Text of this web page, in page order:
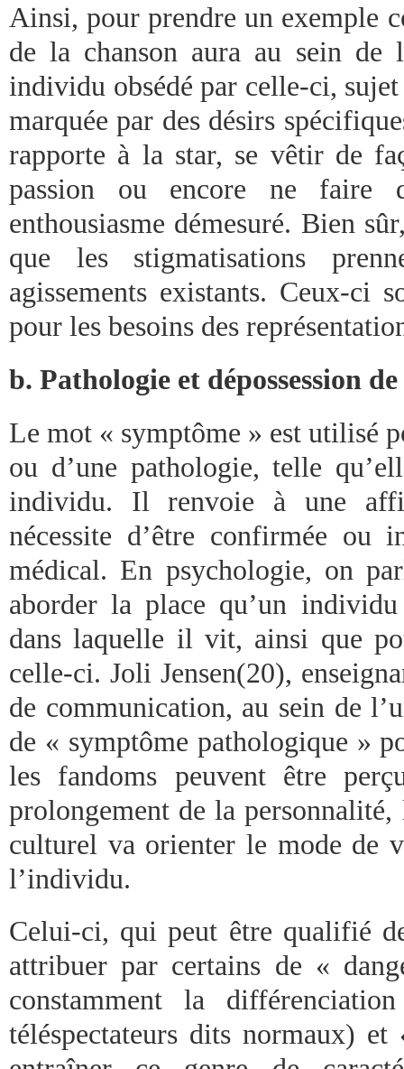
Ainsi, pour prendre un exemple
de la chanson aura au sein de
individu obsédé par celle-ci,
marquée par des désirs
rapporte à la star, se vêtir de
passion ou encore ne faire
enthousiasme démesuré. Bien
que les stigmatisations
agissements existants. Ceux-ci
pour les besoins des
b. Pathologie et dépossession
Le mot « symptôme » est utilisé
ou d’une pathologie, telle
individu. Il renvoie à une
nécessite d’être confirmée ou
médical. En psychologie, on
aborder la place qu’un
dans laquelle il vit, ainsi que
celle-ci. Joli Jensen(20),
de communication, au sein de
de « symptôme pathologique »
les fandoms peuvent être
prolongement de la personnalité,
culturel va orienter le mode de
l’individu.
Celui-ci, qui peut être qualifié
attribuer par certains de «
constamment la
téléspectateurs dits normaux)